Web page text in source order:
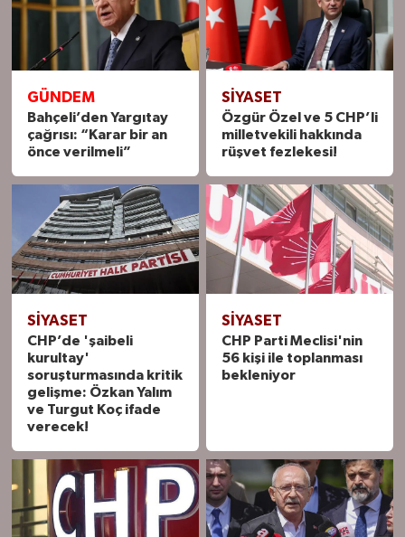
GÜNDEM
Bahçeli’den Yargıtay
çağrısı: “Karar bir an
önce verilmeli”
SIYASET
Özgür Özel ve 5 CHP’li
milletvekili hakkında
rüşvet fezlekesi!
SIYASET
CHP’de 'şaibeli
kurultay'
soruşturmasında kritik
gelişme: Özkan Yalım
ve Turgut Koç ifade
verecek!
SIYASET
CHP Parti Meclisi'nin
56 kişi ile toplanması
bekleniyor